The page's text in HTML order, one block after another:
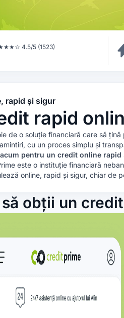
4.5/5 (1523)
rapid și sigur
rapid
de o soluție financiară care să
cu un proces simplu și
pentru un credit online
este o instituție financiară
online, rapid și sigur, chiar de
obții un